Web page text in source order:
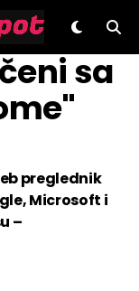
sa
preglednik
Microsoft i
–